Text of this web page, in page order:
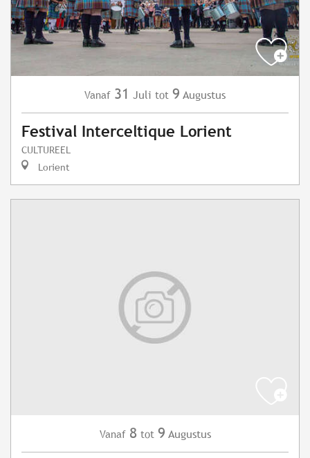
Vanaf 31 Juli tot 9 Augustus
Festival Interceltique Lorient
CULTUREEL
Lorient
Vanaf 8 tot 9 Augustus